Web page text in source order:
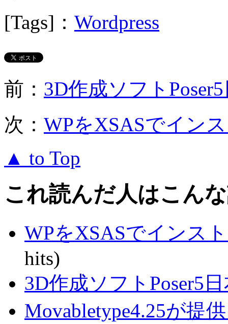
[Tags]： Wordpress
前： 3D作成ソフト
次： WPをXSASでイン
▲ to Top
これ読んだ人はこん
WPをXSASでインス
hits)
3D作成ソフトPoser5
Movabletype4.25が提